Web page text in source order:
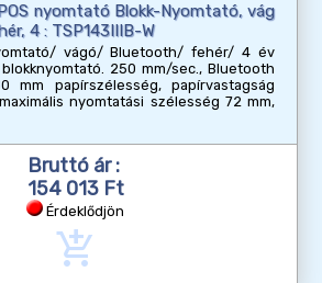
nyomtató Blokk-Nyomtató, vág
4 : TSP143IIIB-W
vágó/ Bluetooth/ fehér/ 4 év
blokknyomtató. 250 mm/sec., Bluetooth
mm papírszélesség, papírvastagság
nyomtatási szélesség 72 mm,
Bruttó ár :
154 013 Ft
Érdeklődjön
add_shopping_cart